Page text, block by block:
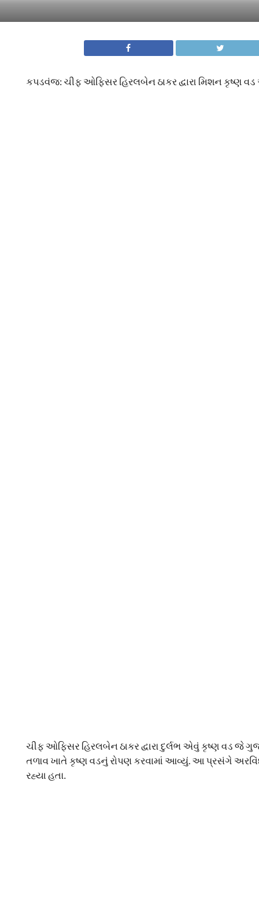
કપડવંજ: ચીફ ઓફિસર હિરલબેન ઠાકર દ્વારા મિશન કૃષ્ણ વડ
ચીફ ઓફિસર હિરલબેન ઠાકર દ્વારા દુર્લભ એવું કૃષ્ણ વડ જે
તળાવ ખાતે કૃષ્ણ વડનું રોપણ કરવામાં આવ્યું. આ પ્રસંગે
રહ્યા હતા.